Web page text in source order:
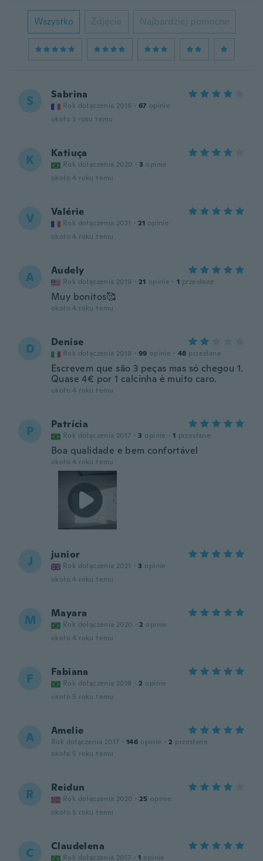
Wszystko Zdjęcie Najbardziej pomocne
S Sabrina
Rok dołączenia 2016 · 67 opinie
około 3 roku temu
K Katiuça
Rok dołączenia 2020 · 3 opinie
około 4 roku temu
V Valérie
Rok dołączenia 2021 · 21 opinie
około 4 roku temu
A Audely
Rok dołączenia 2019 · 21 opinie · 1 przesłane
Muy bonitos🥰
około 4 roku temu
D Denise
Rok dołączenia 2018 · 99 opinie · 48 przesłane
Escrevem que são 3 peças mas só chegou 1.
Quase 4€ por 1 calcinha è muito caro.
około 4 roku temu
P Patrícia
Rok dołączenia 2017 · 3 opinie · 1 przesłane
Boa qualidade e bem confortável
około 4 roku temu
J junior
Rok dołączenia 2021 · 3 opinie
około 4 roku temu
M Mayara
Rok dołączenia 2020 · 2 opinie
około 4 roku temu
F Fabiana
Rok dołączenia 2018 · 2 opinie
około 5 roku temu
A Amelie
Rok dołączenia 2017 · 146 opinie · 2 przesłane
około 5 roku temu
R Reidun
Rok dołączenia 2020 · 25 opinie
około 5 roku temu
C Claudelena
Rok dołączenia 2017 · 1 opinie